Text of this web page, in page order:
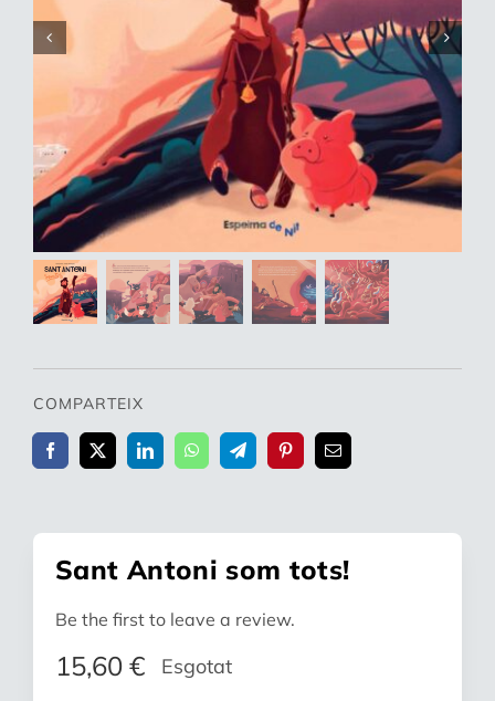
WooCommerce Cart
COMPARTEIX
Sant Antoni som tots!
Be the first to leave a review.
15,60 € Esgotat